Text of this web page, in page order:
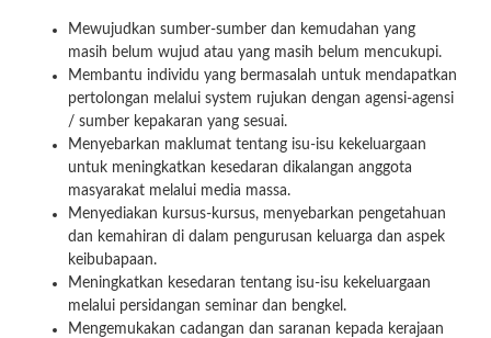
Mewujudkan sumber-sumber dan kemudahan yang
masih belum wujud atau yang masih belum mencukupi.
Membantu individu yang bermasalah untuk mendapatkan
pertolongan melalui system rujukan dengan agensi-agensi
/ sumber kepakaran yang sesuai.
Menyebarkan maklumat tentang isu-isu kekeluargaan
untuk meningkatkan kesedaran dikalangan anggota
masyarakat melalui media massa.
Menyediakan kursus-kursus, menyebarkan pengetahuan
dan kemahiran di dalam pengurusan keluarga dan aspek
keibubapaan.
Meningkatkan kesedaran tentang isu-isu kekeluargaan
melalui persidangan seminar dan bengkel.
Mengemukakan cadangan dan saranan kepada kerajaan